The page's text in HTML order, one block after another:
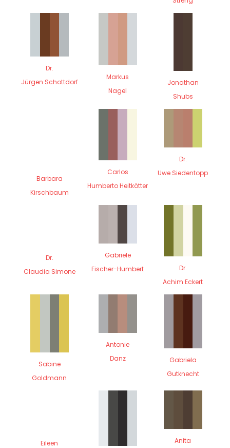
Dr.
Jürgen Schottdorf
Markus
Nagel
Jonathan
Shubs
Barbara
Kirschbaum
Carlos
Humberto Heitkötter
Dr.
Uwe Siedentopp
Dr.
Claudia Simone
Gabriele
Fischer-Humbert
Dr.
Achim Eckert
Sabine
Goldmann
Antonie
Danz
Gabriela
Gutknecht
Eileen
Anita